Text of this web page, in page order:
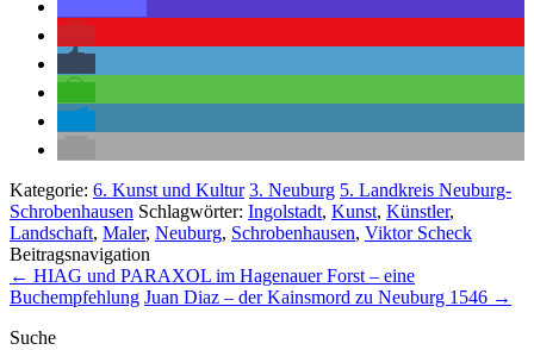
Kategorie: 6. Kunst und Kultur 3. Neuburg 5. Landkreis Neuburg-
Schrobenhausen Schlagwörter: Ingolstadt, Kunst, Künstler,
Landschaft, Maler, Neuburg, Schrobenhausen, Viktor Scheck
Beitragsnavigation
← HIAG und PARAXOL im Hagenauer Forst – eine
Buchempfehlung Juan Diaz – der Kainsmord zu Neuburg 1546 →
Suche